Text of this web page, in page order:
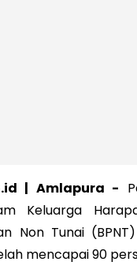
| Amlapura -
Keluarga
Non Tunai
mencapai 90